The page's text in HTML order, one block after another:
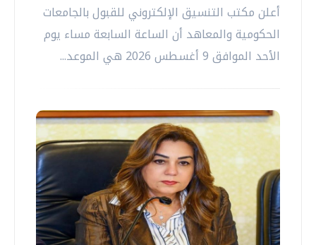
أعلن مكتب التنسيق الإلكتروني للقبول بالجامعات
الحكومية والمعاهد أن الساعة السابعة مساء يوم
الأحد الموافق 9 أغسطس 2026 هي الموعد...